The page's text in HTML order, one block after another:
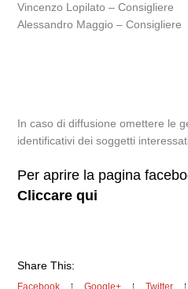
Vincenzo Lopilato – Consigliere
Alessandro Maggio – Consigliere
In caso di diffusione omettere le
identificativi dei soggetti
Per aprire la pagina
Cliccare qui
Share This:
Facebook Google+ Twitter